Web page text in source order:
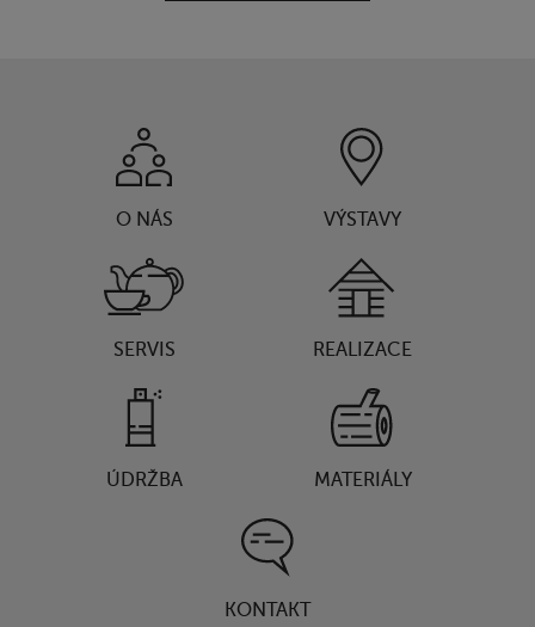
O NÁS VÝSTAVY
SERVIS REALIZACE
ÚDRŽBA MATERIÁLY
KONTAKT